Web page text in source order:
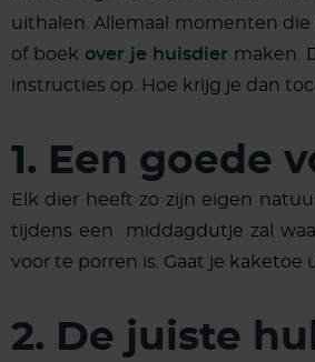
uithalen. Allemaal momenten
of boek over je huisdier maken.
instructies op. Hoe krijg je dan
1. Een goede
Elk dier heeft zo zijn eigen
tijdens een middagdutje zal
voor te porren is. Gaat je kaketoe
2. De juiste